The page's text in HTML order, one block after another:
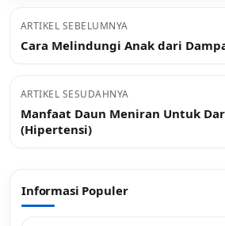
ARTIKEL SEBELUMNYA
Cara Melindungi Anak dari
ARTIKEL SESUDAHNYA
Manfaat Daun Meniran Untuk
(Hipertensi)
Informasi Populer